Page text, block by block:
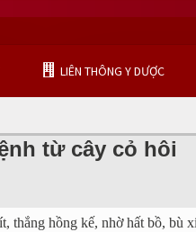
LIÊN THÔNG Y DƯỢC
từ cây cỏ hôi
thắng hồng kế, nhờ hất bồ, bù